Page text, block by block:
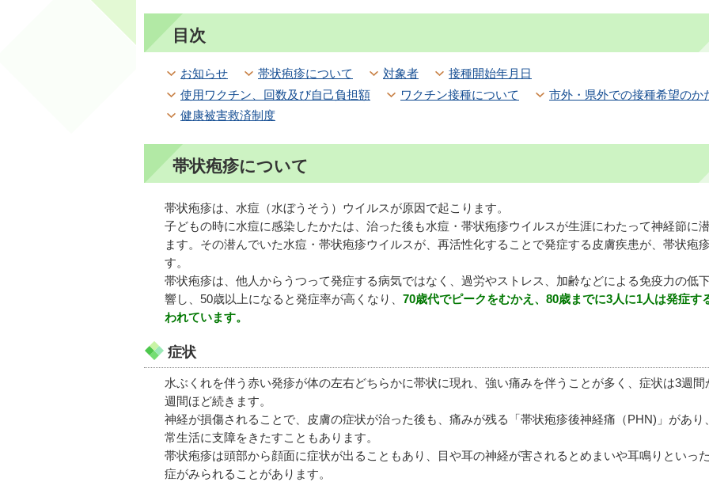
目次
お知らせ 帯状疱疹について 対象者
接種開始年月日
使用ワクチン、回数及び自己負担額
ワクチン接種について
市外・県外での接種希望のか
健康被害救済制度
帯状疱疹について
帯状疱疹は、水痘（水ぼうそう）ウイルスが原因で起こります。
子どもの時に水痘に感染したかたは、治った後も水痘・帯状疱疹ウイルスが生涯にわたって神経節に
ます。その潜んでいた水痘・帯状疱疹ウイルスが、再活性化することで発症する皮膚疾患が、帯状疱
す。
帯状疱疹は、他人からうつって発症する病気ではなく、過労やストレス、加齢などによる免疫力の低
響し、50歳以上になると発症率が高くなり、 70歳代でピークをむかえ、80歳までに3人に1人は発症す
われています。
症状
水ぶくれを伴う赤い発疹が体の左右どちらかに帯状に現れ、強い痛みを伴うことが多く、症状は3週間
週間ほど続きます。
神経が損傷されることで、皮膚の症状が治った後も、痛みが残る「帯状疱疹後神経痛（PHN)」があり
常生活に支障をきたすこともあります。
帯状疱疹は頭部から顔面に症状が出ることもあり、目や耳の神経が害されるとめまいや耳鳴りといっ
症がみられることがあります。